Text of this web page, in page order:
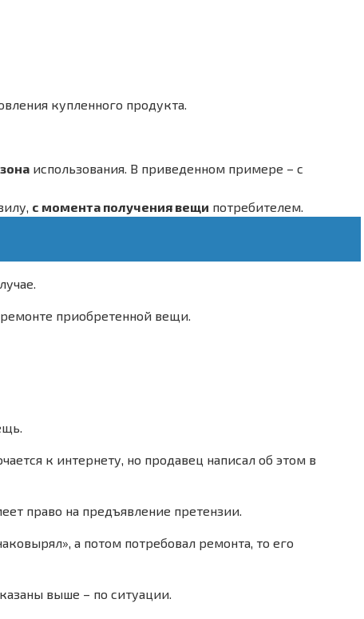
купленного продукта.
использования. В приведенном примере – с
с момента получения вещи потребителем.
приобретенной вещи.
к интернету, но продавец написал об этом в
право на предъявление претензии.
а потом потребовал ремонта, то его
выше – по ситуации.